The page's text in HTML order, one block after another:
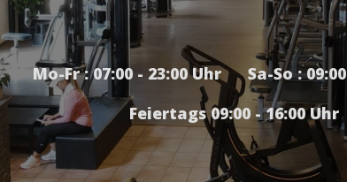
Mo-Fr : 07:00 - 23:00 Uhr Sa-So :
Feiertags 09:00 - 16:00 Uhr